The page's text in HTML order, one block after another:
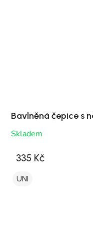
Bavlněná čepice s
Skladem
335 Kč
UNI